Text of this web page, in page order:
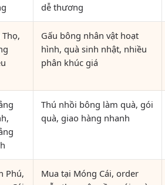
dễ thương
Thọ,
Gấu bông nhân vật hoạt
hình, quà sinh nhật, nhiều
phân khúc giá
Thú nhồi bông làm quà, gói
quà, giao hàng nhanh
Phú,
Mua tại Móng Cái, order